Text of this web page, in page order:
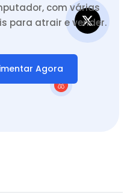
com várias
para atrair e vender.
Agora